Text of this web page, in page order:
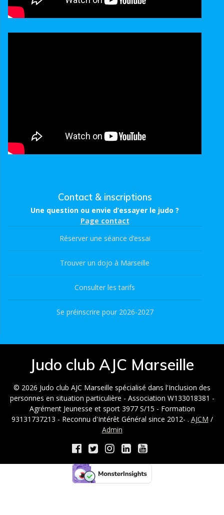
Contact & inscriptions
Une question ou envie d’essayer le judo ?
Page contact
Réserver une séance d’essai
Trouver un dojo à Marseille
Consulter les tarifs
Se préinscrire pour 2026-2027
Judo club AJC Marseille
© 2026 Judo club AJC Marseille spécialisé dans l'Inclusion des
personnes en situation particulière - Association W133018381 -
Agrément Jeunesse et sport 3977 S/15 - Formation
93131737213 - Reconnu d'Intérêt Général since 2012- . AJCM /
Admin